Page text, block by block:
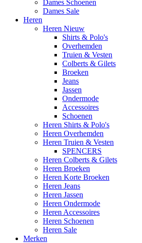
Dames Schoenen
Dames Sale
Heren
Heren Nieuw
Shirts & Polo's
Overhemden
Truien & Vesten
Colberts & Gilets
Broeken
Jeans
Jassen
Ondermode
Accessoires
Schoenen
Heren Shirts & Polo's
Heren Overhemden
Heren Truien & Vesten
SPENCERS
Heren Colberts & Gilets
Heren Broeken
Heren Korte Broeken
Heren Jeans
Heren Jassen
Heren Ondermode
Heren Accessoires
Heren Schoenen
Heren Sale
Merken